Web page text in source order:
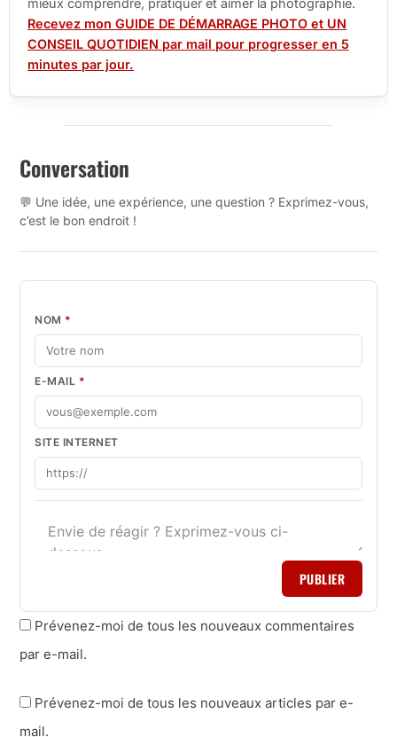
mieux comprendre, pratiquer et aimer la photographie.
Recevez mon GUIDE DE DÉMARRAGE PHOTO et UN
CONSEIL QUOTIDIEN par mail pour progresser en 5
minutes par jour.
Conversation
💬 Une idée, une expérience, une question ? Exprimez-vous,
c’est le bon endroit !
NOM *
E-MAIL *
SITE INTERNET
PUBLIER
Prévenez-moi de tous les nouveaux commentaires
par e-mail.
Prévenez-moi de tous les nouveaux articles par e-
mail.